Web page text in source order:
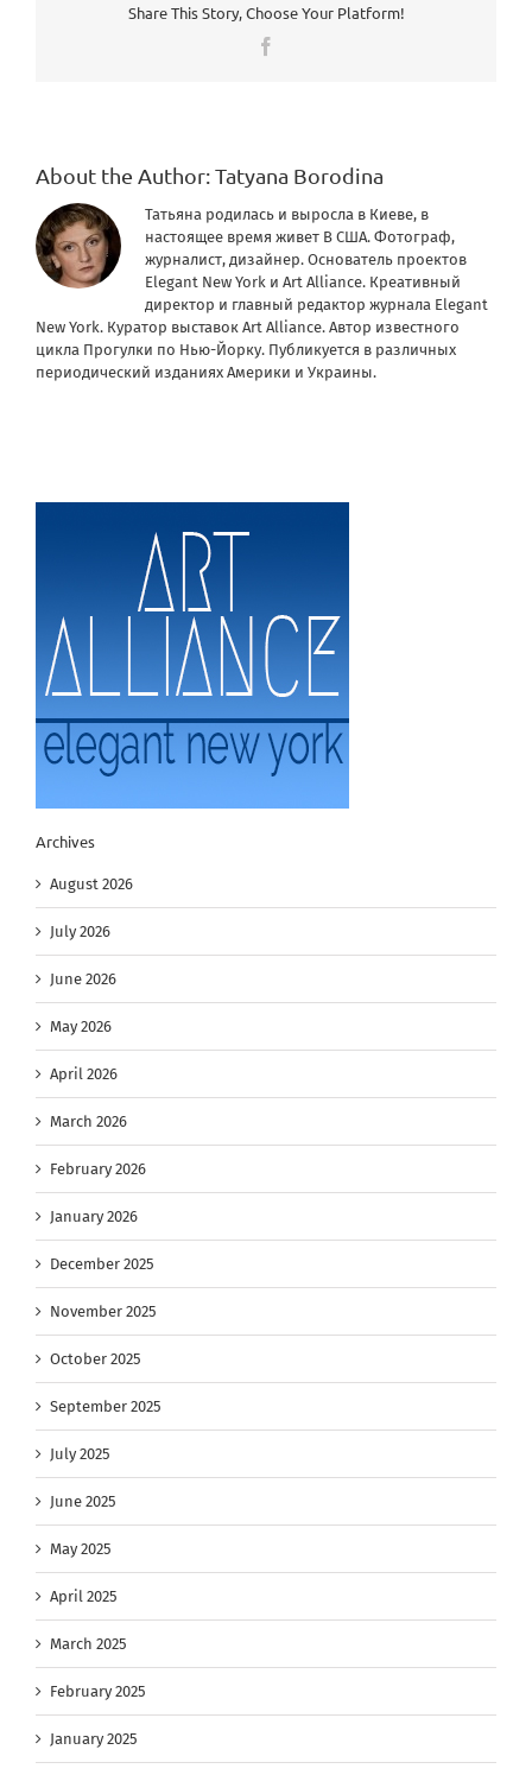
Share This Story, Choose Your Platform!
About the Author:Tatyana Borodina
Татьяна родилась и выросла в Киеве, в
настоящее время живет В США. Фотограф,
журналист, дизайнер. Основатель проектов
Elegant New York и Art Alliance. Креативный
директор и главный редактор журнала Elegant
New York. Куратор выставок Art Alliance. Автор известного
цикла Прогулки по Нью-Йорку. Публикуется в различных
периодический изданиях Америки и Украины.
Archives
August 2026
July 2026
June 2026
May 2026
April 2026
March 2026
February 2026
January 2026
December 2025
November 2025
October 2025
September 2025
July 2025
June 2025
May 2025
April 2025
March 2025
February 2025
January 2025